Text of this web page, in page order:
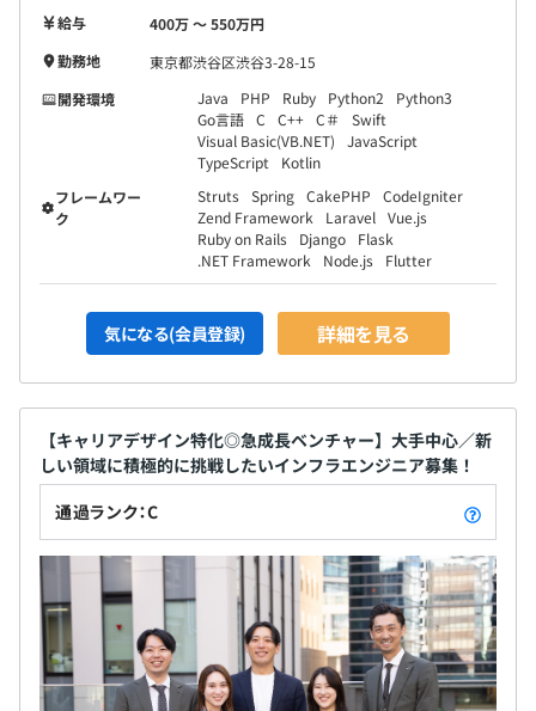
現在、在籍しているエンジニアは約100名です。
20代前半〜50代まで、幅広い層が経験値に見合った役割
を担ってそれぞれ活躍しています。
コア世代は、30代前半の若手層です。
2～20名の規模でのチームで対応いただくことも多いで
またアサインに関しては面談もおこない、できる限りご希
望に添えるようにしています。
給与
400万 〜 550万円
勤務地
東京都渋谷区渋谷3-28-15
開発環境
Java PHP Ruby Python2
Python3
Go言語 C C++ C＃
Swift
Visual Basic(VB.NET)
JavaScript
TypeScript
Kotlin
フレームワー
ク
Struts Spring CakePHP
CodeIgniter
Zend Framework
Laravel Vue.js
Ruby on Rails
Django
Flask
.NET Framework
Node.js Flutter
気になる(会員登録) 詳細を見る
【キャリアデザイン特化◎急成長ベンチャー】大手中心／新
しい領域に積極的に挑戦したいインフラエンジニア募集！
通過ランク：C